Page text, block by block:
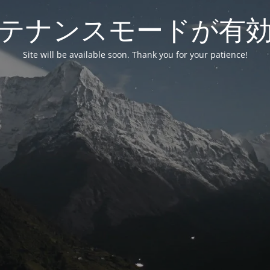
ナンスモードが有
Site will be available soon. Thank you for your patience!